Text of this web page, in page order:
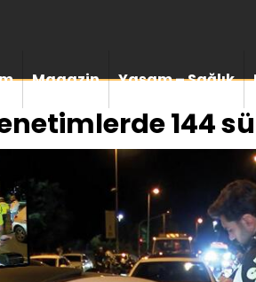
Magazin Yaşam – Sağlık
144